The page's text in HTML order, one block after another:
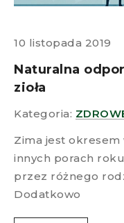
10 listopada 2019
Naturalna
zioła
Kategoria:
Zima jest okresem
innych porach
przez różnego
Dodatkowo